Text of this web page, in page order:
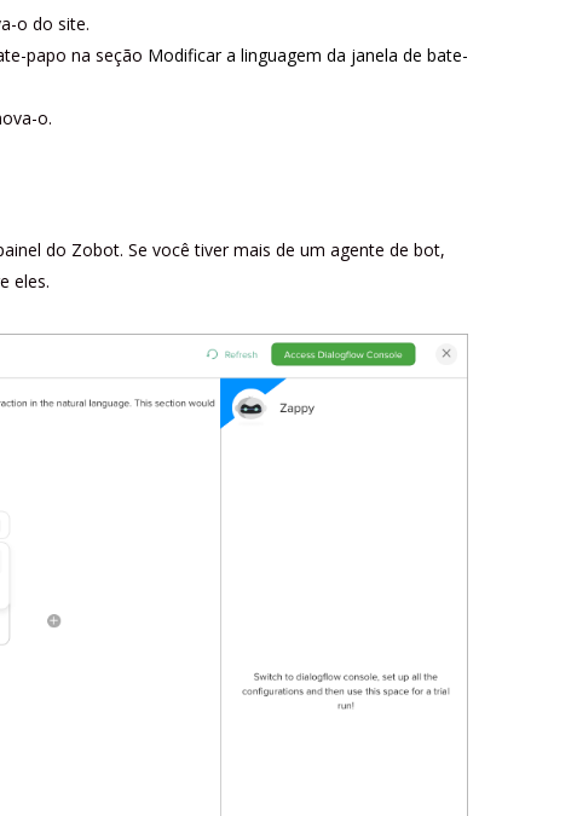
o do site.
papo na seção Modificar a linguagem da janela de bate-
o.
do Zobot. Se você tiver mais de um agente de bot,
eles.